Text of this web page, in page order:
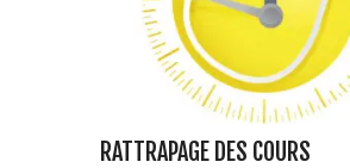
RATTRAPAGE DES COURS